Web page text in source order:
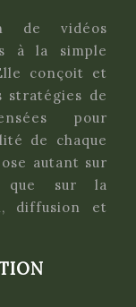
de vidéos
à la simple
conçoit et
stratégies de
pour
de chaque
autant sur
que sur la
diffusion et